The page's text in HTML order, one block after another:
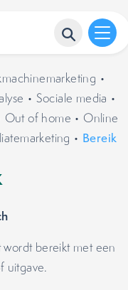
•
• Sociale media •
Out of home • Online
• Bereik
bereikt met een
uitgave.